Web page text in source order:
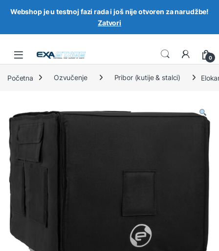
Skip to navigation
Skip to content
0
Početna Ozvučenje Pribor (kutije & stalci)
Webshop je u testnoj fazi rada i još nije otvoren za narudžbe!
Zatvori